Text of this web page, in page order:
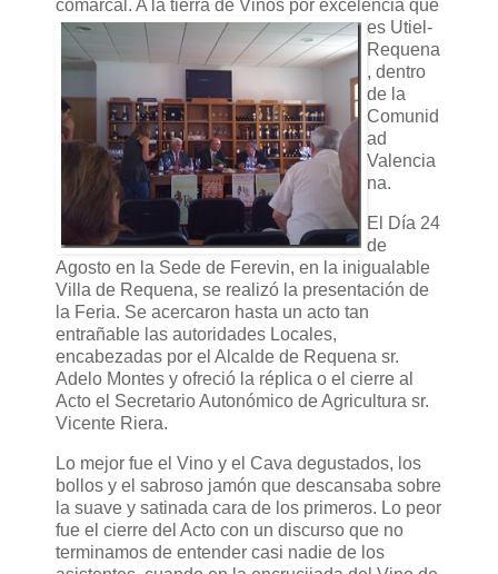
comarcal. A la tierra de Vinos por excelencia que
es Utiel-
Requena
, dentro
de la
Comunid
ad
Valencia
na.
El Día 24
de
Agosto en la Sede de Ferevin, en la inigualable
Villa de Requena, se realizó la presentación de
la Feria. Se acercaron hasta un acto tan
entrañable las autoridades Locales,
encabezadas por el Alcalde de Requena sr.
Adelo Montes y ofreció la réplica o el cierre al
Acto el Secretario Autonómico de Agricultura sr.
Vicente Riera.
Lo mejor fue el Vino y el Cava degustados, los
bollos y el sabroso jamón que descansaba sobre
la suave y satinada cara de los primeros. Lo peor
fue el cierre del Acto con un discurso que no
terminamos de entender casi nadie de los